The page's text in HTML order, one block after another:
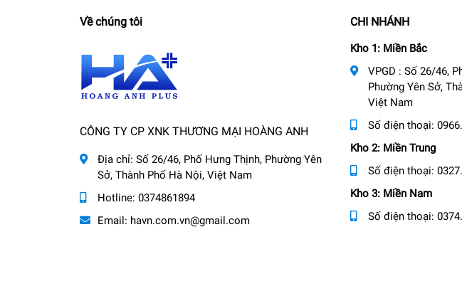
Về chúng tôi
CÔNG TY CP XNK THƯƠNG MẠI HOÀNG ANH
Địa chỉ: Số 26/46, Phố Hưng Thịnh, Phường Yên
Sở, Thành Phố Hà Nội, Việt Nam
Hotline: 0374861894
Email: havn.com.vn@gmail.com
CHI NHÁNH
Kho 1: Miền Bắc
VPGD : Số 26/46,
Phường Yên Sở,
Việt Nam
Số điện thoại:
Kho 2: Miền Trung
Số điện thoại:
Kho 3: Miền Nam
Số điện thoại: